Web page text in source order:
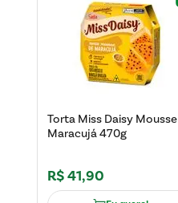
Torta Miss Daisy Mousse
Maracujá 470g
R$41,90